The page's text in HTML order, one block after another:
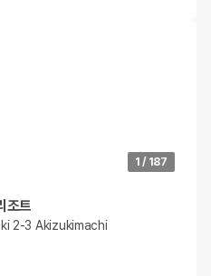
1 / 187
조트
2-3 Akizukimachi